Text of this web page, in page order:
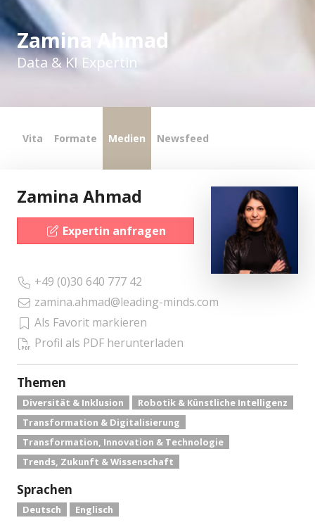
Zamina Ahmad
Data & KI Expertin
Vita Formate Medien Newsfeed
Zamina Ahmad
Expertin anfragen
+49 (0)30 640 777 42
zamina.ahmad@leading-minds.com
Als Favorit markieren
Profil als PDF herunterladen
Themen
Diversität & Inklusion
Robotik & Künstliche Intelligenz
Transformation & Digitalisierung
Transformation, Innovation & Technologie
Trends, Zukunft & Wissenschaft
Sprachen
Deutsch Englisch